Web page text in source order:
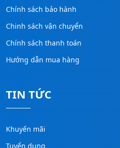
Chính sách bảo hành
Chinh sách vận chuyển
Chính sách thanh toán
Hướng dẫn mua hàng
TIN TỨC
Khuyến mãi
Tuyển dụng